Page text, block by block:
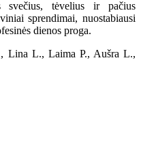
svečius, tėvelius ir pačius
sprendimai, nuostabiausi
dienos proga.
Lina L., Laima P., Aušra L.,